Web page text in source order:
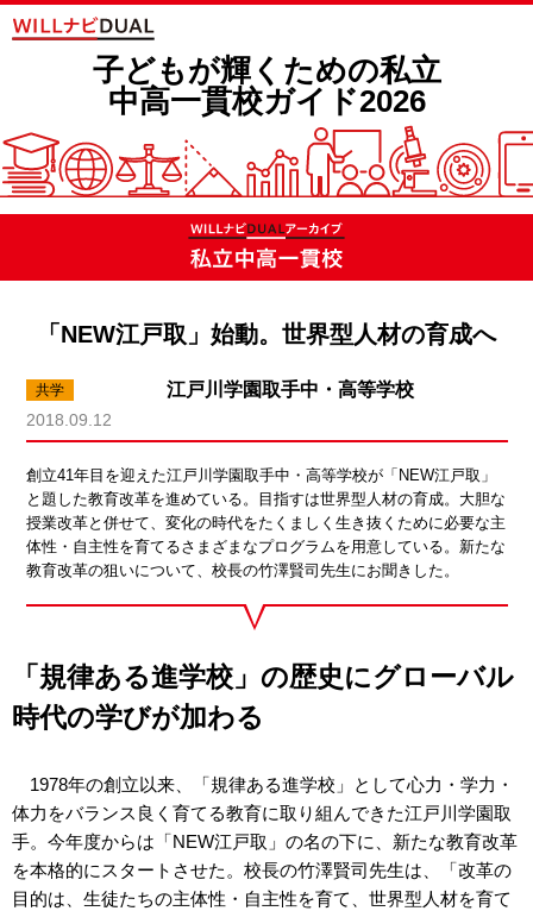
子どもが輝くための私立
中高一貫校ガイド2026
「NEW江戸取」始動。世界型人材の育成へ
江戸川学園取手中・高等学校
2018.09.12
創立41年目を迎えた江戸川学園取手中・高等学校が「NEW江戸取」
と題した教育改革を進めている。目指すは世界型人材の育成。大胆な
授業改革と併せて、変化の時代をたくましく生き抜くために必要な主
体性・自主性を育てるさまざまなプログラムを用意している。新たな
教育改革の狙いについて、校長の竹澤賢司先生にお聞きした。
「規律ある進学校」の歴史にグローバル
時代の学びが加わる
1978年の創立以来、「規律ある進学校」として心力・学力・
体力をバランス良く育てる教育に取り組んできた江戸川学園取
手。今年度からは「NEW江戸取」の名の下に、新たな教育改革
を本格的にスタートさせた。校長の竹澤賢司先生は、「改革の
目的は、生徒たちの主体性・自主性を育て、世界型人材を育て